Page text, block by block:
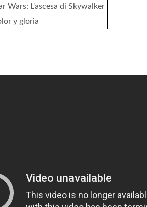
Wars: L'ascesa di Skywalker
y gloria